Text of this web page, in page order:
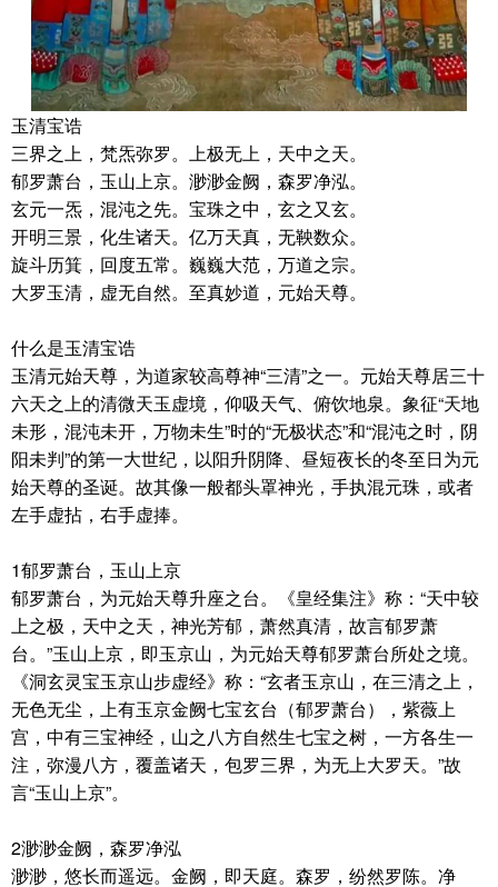
玉清宝诰
三界之上，梵炁弥罗。上极无上，天中之天。
郁罗萧台，玉山上京。渺渺金阙，森罗净泓。
玄元一炁，混沌之先。宝珠之中，玄之又玄。
开明三景，化生诸天。亿万天真，无鞅数众。
旋斗历箕，回度五常。巍巍大范，万道之宗。
大罗玉清，虚无自然。至真妙道，元始天尊。
什么是玉清宝诰
玉清元始天尊，为道家较高尊神“三清”之一。元始天尊居三十
六天之上的清微天玉虚境，仰吸天气、俯饮地泉。象征“天地
未形，混沌未开，万物未生”时的“无极状态”和“混沌之时，阴
阳未判”的第一大世纪，以阳升阴降、昼短夜长的冬至日为元
始天尊的圣诞。故其像一般都头罩神光，手执混元珠，或者
左手虚拈，右手虚捧。
1郁罗萧台，玉山上京
郁罗萧台，为元始天尊升座之台。《皇经集注》称：“天中较
上之极，天中之天，神光芳郁，萧然真清，故言郁罗萧
台。”玉山上京，即玉京山，为元始天尊郁罗萧台所处之境。
《洞玄灵宝玉京山步虚经》称：“玄者玉京山，在三清之上，
无色无尘，上有玉京金阙七宝玄台（郁罗萧台），紫薇上
宫，中有三宝神经，山之八方自然生七宝之树，一方各生一
注，弥漫八方，覆盖诸天，包罗三界，为无上大罗天。”故
言“玉山上京”。
2渺渺金阙，森罗净泓
渺渺，悠长而遥远。金阙，即天庭。森罗，纷然罗陈。净